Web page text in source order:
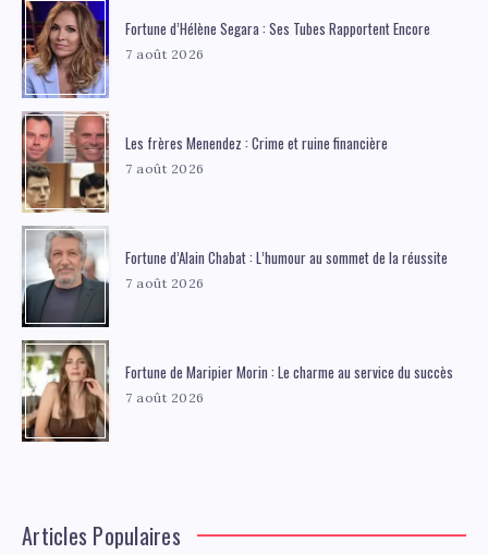
Fortune d’Hélène Segara : Ses Tubes Rapportent Encore
7 août 2026
Les frères Menendez : Crime et ruine financière
7 août 2026
Fortune d’Alain Chabat : L’humour au sommet de la réussite
7 août 2026
Fortune de Maripier Morin : Le charme au service du succès
7 août 2026
Articles Populaires